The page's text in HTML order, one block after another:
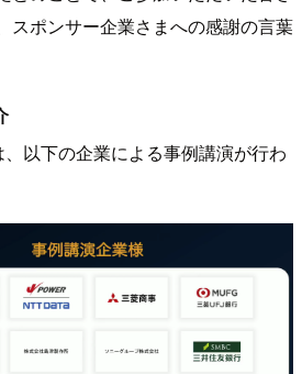
スポンサー企業さまへの感謝の言葉
以下の企業による事例講演が行わ